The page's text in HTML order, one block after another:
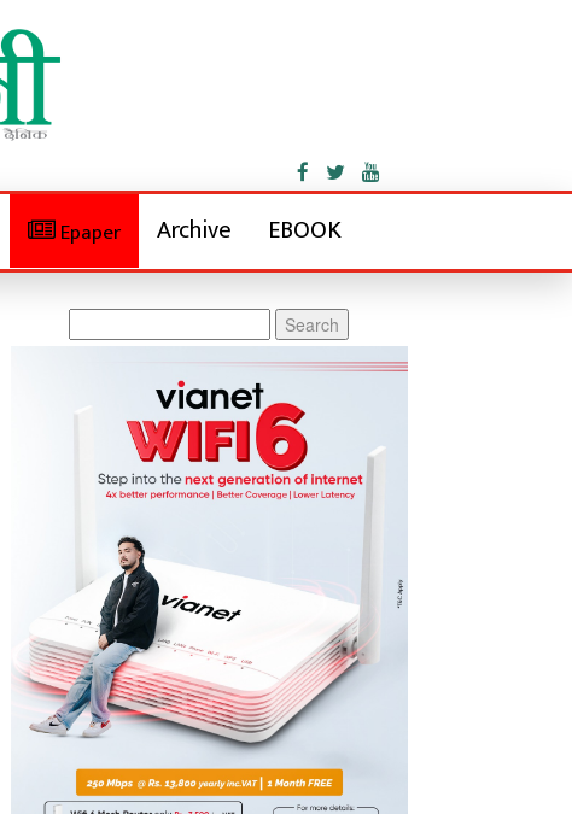
Epaper Archive EBOOK
for: